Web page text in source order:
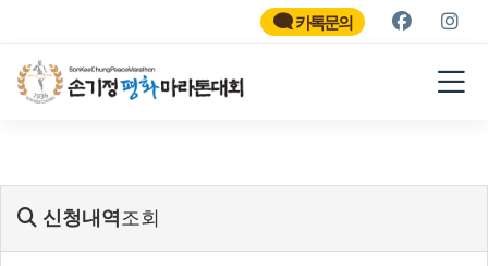
카톡문의
MARATHON
2026
신청내역 조회